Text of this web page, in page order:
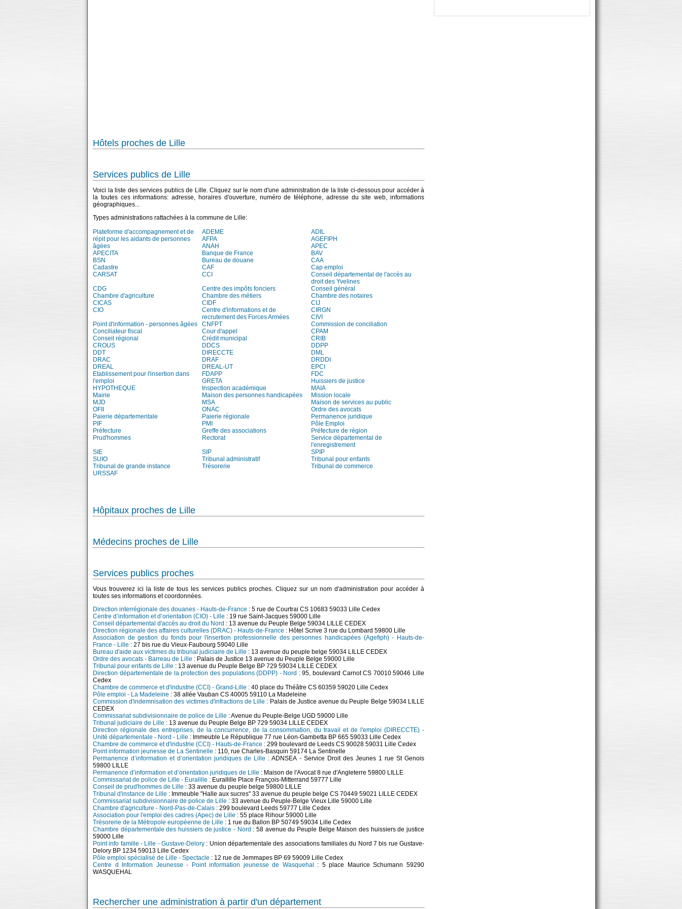
Hôtels proches de Lille
Services publics de Lille
Voici la liste des services publics de Lille. Cliquez sur le nom d'une administration de la liste ci-dessous pour accéder à
la toutes ces informations: adresse, horaires d'ouverture, numéro de téléphone, adresse du site web, informations
géographiques...
Types administrations rattachées à la commune de Lille:
Plateforme d'accompagnement et de
répit pour les aidants de personnes
âgées
ADEME
ADIL
AFPA
AGEFIPH
ANAH
APEC
APECITA
Banque de France
BAV
BSN
Bureau de douane
CAA
Cadastre
CAF
Cap emploi
CARSAT
CCI
Conseil départemental de l'accès au
droit des Yvelines
CDG
Centre des impôts fonciers
Conseil général
Chambre d'agriculture
Chambre des métiers
Chambre des notaires
CICAS
CIDF
CIJ
CIO
Centre d'informations et de
recrutement des Forces Armées
CIRGN
CIVI
Point d'information - personnes âgées
CNFPT
Commission de conciliation
Conciliateur fiscal
Cour d'appel
CPAM
Conseil régional
Crédit municipal
CRIB
CROUS
DDCS
DDPP
DDT
DIRECCTE
DML
DRAC
DRAF
DRDDI
DREAL
DREAL-UT
EPCI
Etablissement pour l'insertion dans
l'emploi
FDAPP
FDC
GRETA
Huissiers de justice
HYPOTHEQUE
Inspection académique
MAIA
Mairie
Maison des personnes handicapées
Mission locale
MJD
MSA
Maison de services au public
OFII
ONAC
Ordre des avocats
Paierie départementale
Paierie régionale
Permanence juridique
PIF
PMI
Pôle Emploi
Préfecture
Greffe des associations
Préfecture de région
Prud'hommes
Rectorat
Service départemental de
l'enregistrement
SIE
SIP
SPIP
SUIO
Tribunal administratif
Tribunal pour enfants
Tribunal de grande instance
Trésorerie
Tribunal de commerce
URSSAF
Hôpitaux proches de Lille
Médecins proches de Lille
Services publics proches
Vous trouverez ici la liste de tous les services publics proches. Cliquez sur un nom d'administration pour accéder à
toutes ses informations et coordonnées.
Direction interrégionale des douanes - Hauts-de-France : 5 rue de Courtrai CS 10683 59033 Lille Cedex
Centre d’information et d’orientation (CIO) - Lille : 19 rue Saint-Jacques 59000 Lille
Conseil départemental d'accès au droit du Nord : 13 avenue du Peuple Belge 59034 LILLE CEDEX
Direction régionale des affaires culturelles (DRAC) - Hauts-de-France : Hôtel Scrive 3 rue du Lombard 59800 Lille
Association de gestion du fonds pour l'insertion professionnelle des personnes handicapées (Agefiph) - Hauts-de-
France - Lille : 27 bis rue du Vieux-Faubourg 59040 Lille
Bureau d'aide aux victimes du tribunal judiciaire de Lille : 13 avenue du peuple belge 59034 LILLE CEDEX
Ordre des avocats - Barreau de Lille : Palais de Justice 13 avenue du Peuple Belge 59000 Lille
Tribunal pour enfants de Lille : 13 avenue du Peuple Belge BP 729 59034 LILLE CEDEX
Direction départementale de la protection des populations (DDPP) - Nord : 95, boulevard Carnot CS 70010 59046 Lille
Cedex
Chambre de commerce et d'industrie (CCI) - Grand-Lille : 40 place du Théâtre CS 60359 59020 Lille Cedex
Pôle emploi - La Madeleine : 38 allée Vauban CS 40005 59110 La Madeleine
Commission d'indemnisation des victimes d'infractions de Lille : Palais de Justice avenue du Peuple Belge 59034 LILLE
CEDEX
Commissariat subdivisionnaire de police de Lille : Avenue du Peuple-Belge UGD 59000 Lille
Tribunal judiciaire de Lille : 13 avenue du Peuple Belge BP 729 59034 LILLE CEDEX
Direction régionale des entreprises, de la concurrence, de la consommation, du travail et de l'emploi (DIRECCTE) -
Unité départementale - Nord - Lille : Immeuble Le République 77 rue Léon-Gambetta BP 665 59033 Lille Cedex
Chambre de commerce et d'industrie (CCI) - Hauts-de-France : 299 boulevard de Leeds CS 90028 59031 Lille Cedex
Point information jeunesse de La Sentinelle : 110, rue Charles-Basquin 59174 La Sentinelle
Permanence d’information et d’orientation juridiques de Lille : ADNSEA - Service Droit des Jeunes 1 rue St Genois
59800 LILLE
Permanence d’information et d’orientation juridiques de Lille : Maison de l'Avocat 8 rue d'Angleterre 59800 LILLE
Commissariat de police de Lille - Euralille : Eurallille Place François-Mitterrand 59777 Lille
Conseil de prud'hommes de Lille : 33 avenue du peuple belge 59800 LILLE
Tribunal d'instance de Lille : Immeuble "Halle aux sucres" 33 avenue du peuple belge CS 70449 59021 LILLE CEDEX
Commissariat subdivisionnaire de police de Lille : 33 avenue du Peuple-Belge Vieux Lille 59000 Lille
Chambre d'agriculture - Nord-Pas-de-Calais : 299 boulevard Leeds 59777 Lille Cedex
Association pour l'emploi des cadres (Apec) de Lille : 55 place Rihour 59000 Lille
Trésorerie de la Métropole européenne de Lille : 1 rue du Ballon BP 50749 59034 Lille Cedex
Chambre départementale des huissiers de justice - Nord : 58 avenue du Peuple Belge Maison des huissiers de justice
59000 Lille
Point info famille - Lille - Gustave-Delory : Union départementale des associations familiales du Nord 7 bis rue Gustave-
Delory BP 1234 59013 Lille Cedex
Pôle emploi spécialisé de Lille - Spectacle : 12 rue de Jemmapes BP 69 59009 Lille Cedex
Centre d Information Jeunesse - Point information jeunesse de Wasquehal
: 5 place Maurice Schumann 59290
WASQUEHAL
Rechercher une administration à partir d'un département